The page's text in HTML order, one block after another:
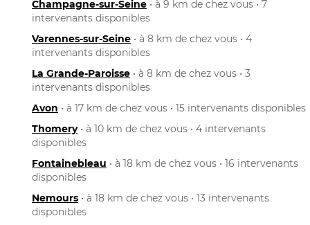
Champagne-sur-Seine • à 9 km de chez vous • 7
intervenants disponibles
Varennes-sur-Seine • à 8 km de chez vous • 4
intervenants disponibles
La Grande-Paroisse • à 8 km de chez vous • 3
intervenants disponibles
Avon • à 17 km de chez vous • 15 intervenants disponibles
Thomery• à 10 km de chez vous • 4 intervenants
disponibles
Fontainebleau • à 18 km de chez vous • 16 intervenants
disponibles
Nemours • à 18 km de chez vous • 13 intervenants
disponibles